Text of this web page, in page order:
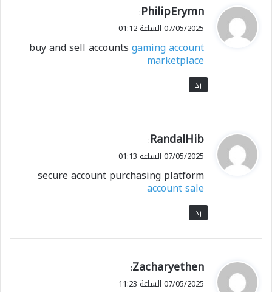
ي
ق
ل
PhilipErymn
:
07/05/2025 الساعة 01:12
buy and sell accountsgaming account
marketplace
رد
ي
ق
ل
RandalHib
:
07/05/2025 الساعة 01:13
secure account purchasing platform
account sale
رد
ي
ق
Zacharyethen
:
07/05/2025 الساعة 11:23